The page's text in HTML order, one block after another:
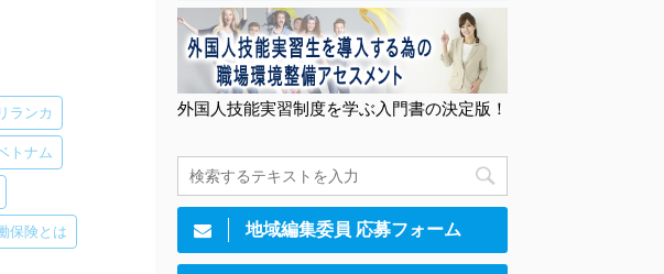
ランカ
トナム
保険とは
外国人技能実習制度を学ぶ入門書の決定版！
地域編集委員 応募フォーム